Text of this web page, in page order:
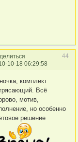
44
10-18 06:29:58
комплект
Всё
мотив,
но особенно
решение